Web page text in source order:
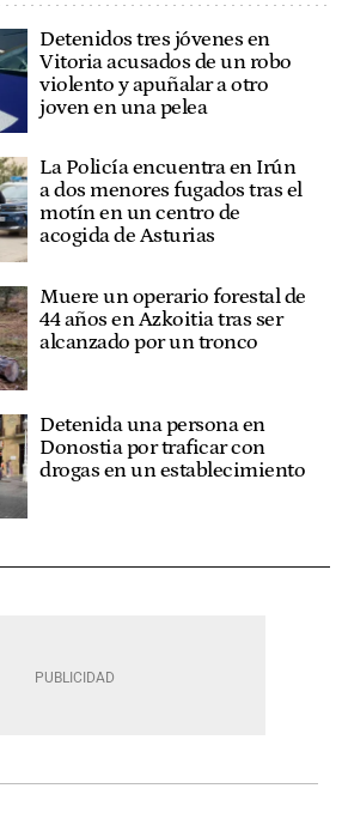
Detenidos tres jóvenes en
Vitoria acusados de un robo
violento y apuñalar a otro
joven en una pelea
La Policía encuentra en Irún
a dos menores fugados tras el
motín en un centro de
acogida de Asturias
Muere un operario forestal de
44 años en Azkoitia tras ser
alcanzado por un tronco
Detenida una persona en
Donostia por traficar con
drogas en un establecimiento